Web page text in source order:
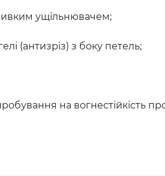
ущільнювачем;
(антизріз) з боку петель;
на вогнестійкість